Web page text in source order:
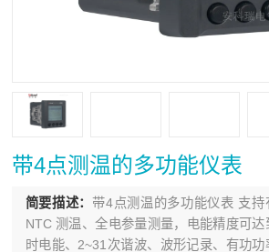
带4点测温的多功能仪表
简要描述：带4点测温的多功能仪表 支
NTC 测温、全电参量测量，电能精度可
时电能、2~31次谐波、波形记录、有功